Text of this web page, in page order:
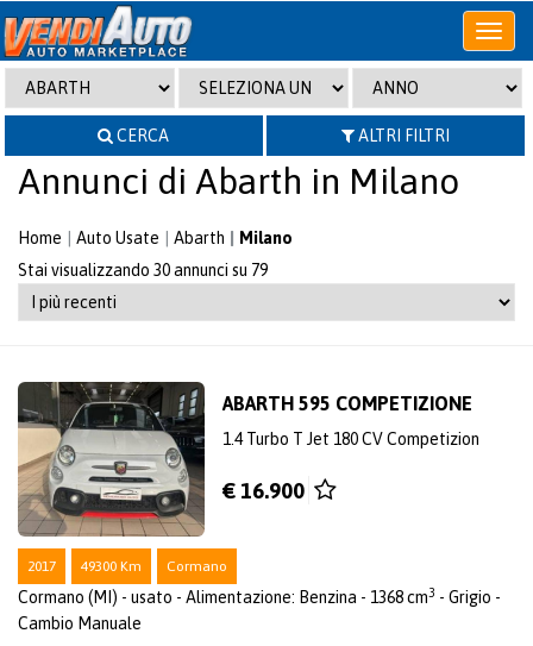
Apri
o
chiudi
menu
CERCA
ALTRI FILTRI
Annunci di Abarth in Milano
Home Auto Usate Abarth
Milano
Stai visualizzando 30 annunci su 79
ABARTH 595 COMPETIZIONE
1.4 Turbo T Jet 180 CV Competizion
€ 16.900
2017 49300 Km Cormano
Cormano (MI) - usato - Alimentazione: Benzina - 1368 cm3 - Grigio -
Cambio Manuale